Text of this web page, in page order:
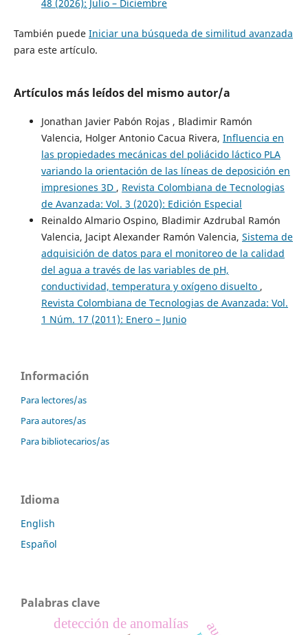
48 (2026): Julio – Diciembre
También puede Iniciar una búsqueda de similitud avanzada
para este artículo.
Artículos más leídos del mismo autor/a
Jonathan Javier Pabón Rojas , Bladimir Ramón
Valencia, Holger Antonio Cacua Rivera, Influencia en
las propiedades mecánicas del poliácido láctico PLA
variando la orientación de las líneas de deposición en
impresiones 3D , Revista Colombiana de Tecnologias
de Avanzada: Vol. 3 (2020): Edición Especial
Reinaldo Almario Ospino, Bladimir Azdrubal Ramón
Valencia, Jacipt Alexander Ramón Valencia, Sistema de
adquisición de datos para el monitoreo de la calidad
del agua a través de las variables de pH,
conductividad, temperatura y oxígeno disuelto ,
Revista Colombiana de Tecnologias de Avanzada: Vol.
1 Núm. 17 (2011): Enero – Junio
Información
Para lectores/as
Para autores/as
Para bibliotecarios/as
Idioma
English
Español
Palabras clave
detección de anomalías